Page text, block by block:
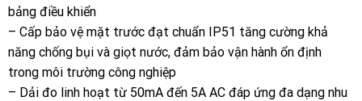
bảng điều khiển
– Cấp bảo vệ mặt trước đạt chuẩn IP51 tăng cường khả
năng chống bụi và giọt nước, đảm bảo vận hành ổn định
trong môi trường công nghiệp
– Dải đo linh hoạt từ 50mA đến 5A AC đáp ứng đa dạng nhu